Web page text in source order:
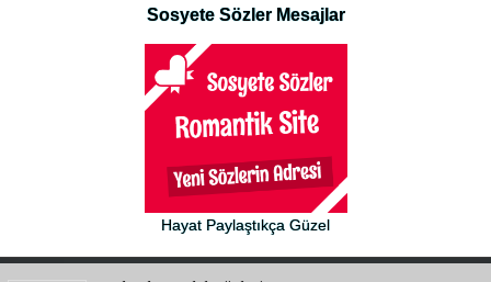
Sosyete Sözler Mesajlar
Hayat Paylaştıkça Güzel